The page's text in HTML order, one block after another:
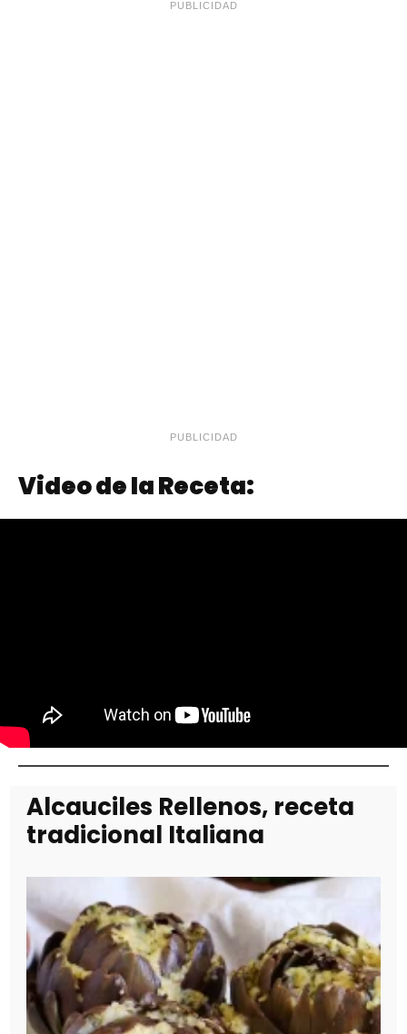
PUBLICIDAD
PUBLICIDAD
Video de la Receta:
Alcauciles Rellenos, receta
tradicional Italiana